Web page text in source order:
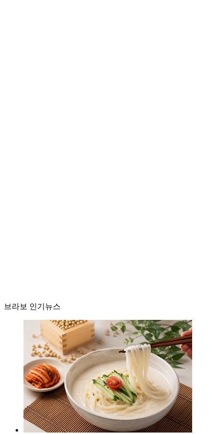
브라보 인기뉴스